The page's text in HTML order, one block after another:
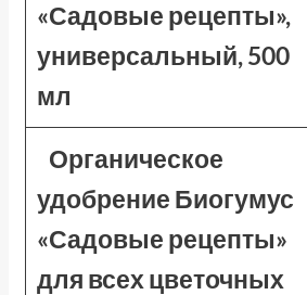
«Садовые рецепты»,
универсальный, 500
мл
Органическое
удобрение Биогумус
«Садовые рецепты»
для всех цветочных